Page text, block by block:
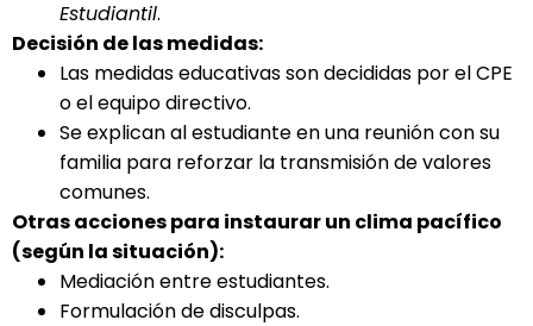
Estudiantil.
Decisión de las medidas:
Las medidas educativas son decididas por el CPE
o el equipo directivo.
Se explican al estudiante en una reunión con su
familia para reforzar la transmisión de valores
comunes.
Otras acciones para instaurar un clima pacífico
(según la situación):
Mediación entre estudiantes.
Formulación de disculpas.